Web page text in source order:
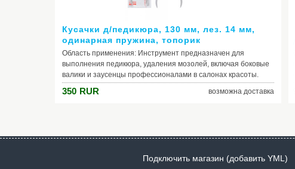
средства с pH>7 и не нагревать свыше 300°
Кусачки д/педикюра, 130 мм, лез. 14 мм,
одинарная пружина, топорик
Область применения: Инструмент предназначен для
выполнения педикюра, удаления мозолей, включая боковые
валики и заусенцы профессионалами в салонах красоты.
Благодаря индивидуальной ручной заточке, кусачки имеют
удобную форму и остроту рабочих поверхностей. Особая
инструмента рекомендуется использовать средства с pH>7 и
350 RUR возможна доставка
Подключить магазин (добавить YML)